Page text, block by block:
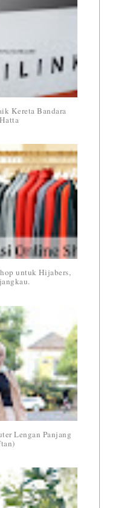
Kereta Bandara
untuk Hijabers,
Lengan Panjang